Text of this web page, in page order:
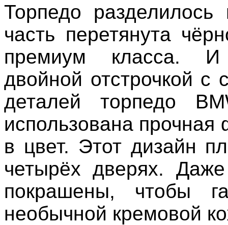
Торпедо
часть перетянута
премиум класса. И
двойной отстрочкой с
деталей торпедо
использована прочная
в цвет. Этот дизайн
четырёх дверях.
покрашены, чтобы
необычной кремовой